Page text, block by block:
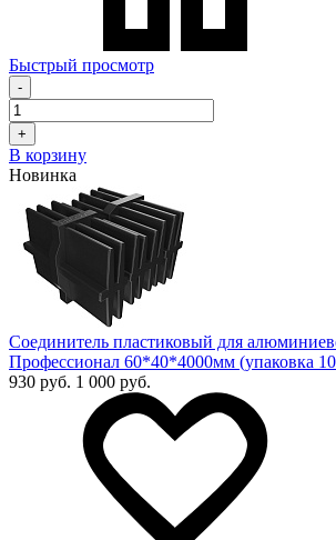
Быстрый просмотр
-
+
В корзину
Новинка
Соединитель пластиковый для
Профессионал 60*40*4000мм (упаковка
930 руб. 1 000 руб.